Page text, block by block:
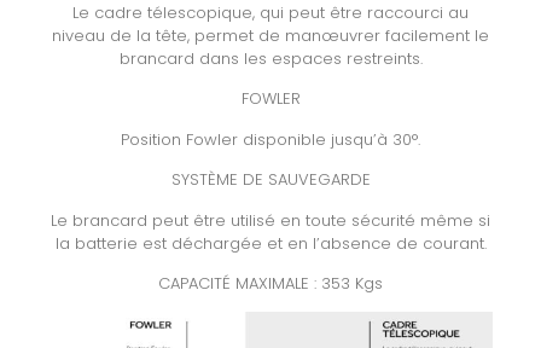
Le cadre télescopique, qui peut être raccourci au
niveau de la tête, permet de manœuvrer facilement le
brancard dans les espaces restreints.
FOWLER
Position Fowler disponible jusqu’à 30°.
SYSTÈME DE SAUVEGARDE
Le brancard peut être utilisé en toute sécurité même si
la batterie est déchargée et en l’absence de courant.
CAPACITÉ MAXIMALE : 353 Kgs